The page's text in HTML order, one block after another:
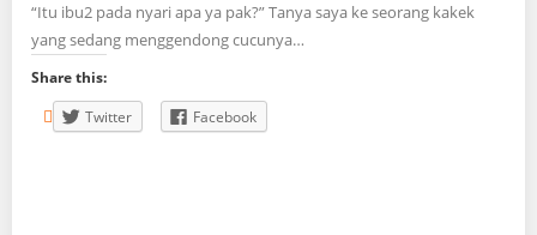
“Itu ibu2 pada nyari apa ya pak?” Tanya saya ke seorang kakek
yang sedang menggendong cucunya…
Share this:
Twitter
Facebook